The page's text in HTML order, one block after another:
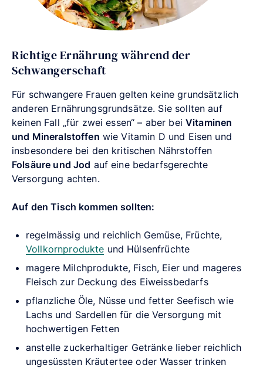
Richtige Ernährung während der
Schwangerschaft
Für schwangere Frauen gelten keine grundsätzlich
anderen Ernährungsgrundsätze. Sie sollten auf
keinen Fall „für zwei essen“ – aber bei Vitaminen
und Mineralstoffen wie Vitamin D und Eisen und
insbesondere bei den kritischen Nährstoffen
Folsäure und Jod auf eine bedarfsgerechte
Versorgung achten.
Auf den Tisch kommen sollten:
regelmässig und reichlich Gemüse, Früchte,
Vollkornprodukte und Hülsenfrüchte
magere Milchprodukte, Fisch, Eier und mageres
Fleisch zur Deckung des Eiweissbedarfs
pflanzliche Öle, Nüsse und fetter Seefisch wie
Lachs und Sardellen für die Versorgung mit
hochwertigen Fetten
anstelle zuckerhaltiger Getränke lieber reichlich
ungesüssten Kräutertee oder Wasser trinken